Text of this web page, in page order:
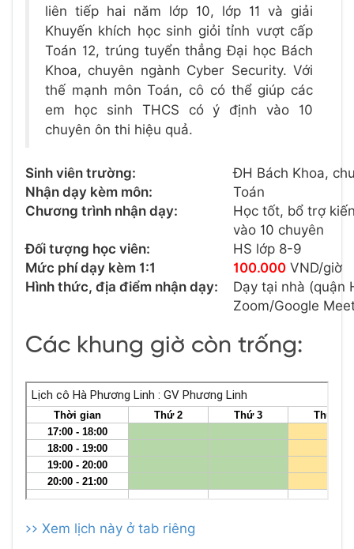
liên tiếp hai năm lớp 10, lớp 11 và giải
Khuyến khích học sinh giỏi tỉnh vượt cấp
Toán 12, trúng tuyển thẳng Đại học Bách
Khoa, chuyên ngành Cyber Security. Với
thế mạnh môn Toán, cô có thể giúp các
em học sinh THCS có ý định vào 10
chuyên ôn thi hiệu quả.
Sinh viên trường:
ĐH Bách Khoa,
Nhận dạy kèm môn:
Toán
Chương trình nhận dạy:
Học tốt, bổ trợ
vào 10 chuyên
Đối tượng học viên:
HS lớp 8-9
Mức phí dạy kèm 1:1
100.000 VND/giờ
Hình thức, địa điểm nhận dạy:
Dạy tại nhà (quận
Zoom/Google
Các khung giờ còn trống:
>> Xem lịch này ở tab riêng